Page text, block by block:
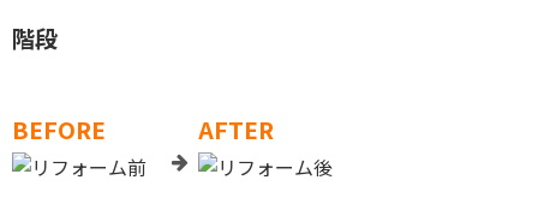
階段
BEFORE AFTER